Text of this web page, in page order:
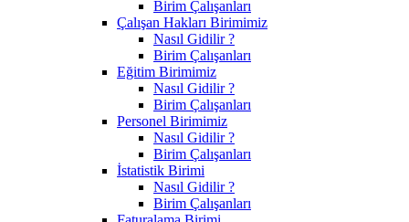
Birim Çalışanları
Çalışan Hakları Birimimiz
Nasıl Gidilir ?
Birim Çalışanları
Eğitim Birimimiz
Nasıl Gidilir ?
Birim Çalışanları
Personel Birimimiz
Nasıl Gidilir ?
Birim Çalışanları
İstatistik Birimi
Nasıl Gidilir ?
Birim Çalışanları